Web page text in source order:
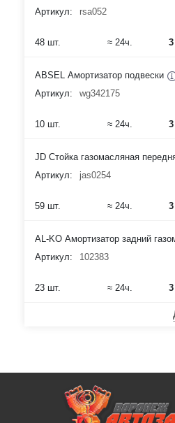
Артикул:
rsa052
48 шт. ≈ 24ч.
ABSEL Амортизатор подвески
Артикул:
wg342175
10 шт. ≈ 24ч.
JD Стойка газомасляная
Артикул:
jas0254
59 шт. ≈ 24ч.
AL-KO Амортизатор задний
Артикул:
102383
23 шт. ≈ 24ч.